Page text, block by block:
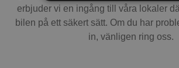
erbjuder vi en ingång till våra lokaler
bilen på ett säkert sätt. Om du har
in, vänligen ring oss.